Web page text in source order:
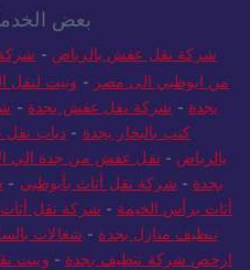
بعض
شركة نقل عفش بالرياض -
من ابوظبي الى مصر - ونيت لنقل
بجدة - شركة نقل عفش بجدة -
كنب بالبخار بجدة - دباب
بالرياض - نقل عفش من جدة الي
بجدة - شركة نقل أثاث بأبوظبي -
أثاث برأس الخيمة - شركة نقل أثاث
تنظيف منازل بجدة - شغالات
ارخص شركة تنظيف بجدة - ونيت